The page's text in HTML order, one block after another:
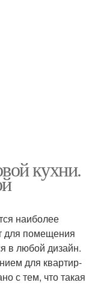
кухни.
наиболее
для помещения
в любой дизайн.
для квартир-
с тем, что такая